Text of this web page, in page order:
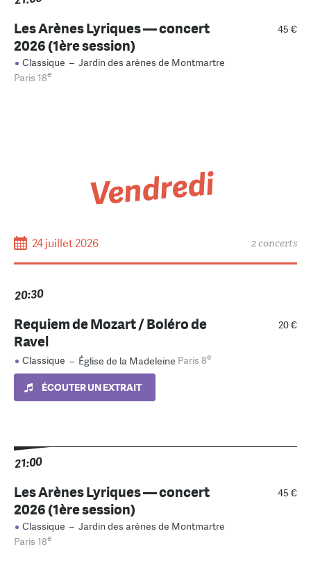
45 €
Les Arènes Lyriques — concert
2026 (1ère session)
Classique – Jardin des arènes de Montmartre
Paris 18e
Vendredi
24 juillet 2026 2 concerts
20:30
20 €
Requiem de Mozart / Boléro de
Ravel
Classique – Église de la Madeleine Paris 8e
ÉCOUTER UN EXTRAIT
21:00
45 €
Les Arènes Lyriques — concert
2026 (1ère session)
Classique – Jardin des arènes de Montmartre
Paris 18e